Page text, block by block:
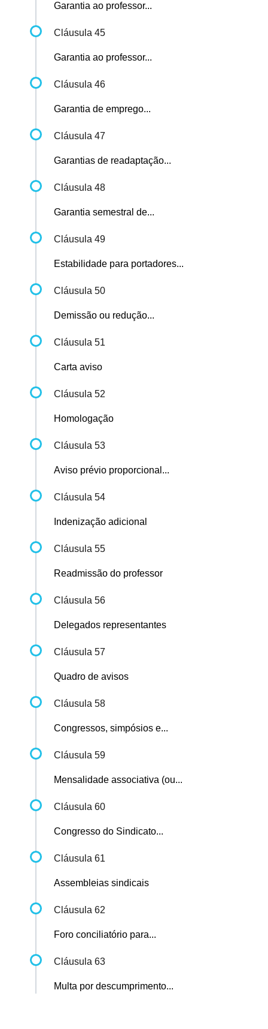
Garantia ao professor...
Cláusula 45
Garantia ao professor...
Cláusula 46
Garantia de emprego...
Cláusula 47
Garantias de readaptação...
Cláusula 48
Garantia semestral de...
Cláusula 49
Estabilidade para portadores...
Cláusula 50
Demissão ou redução...
Cláusula 51
Carta aviso
Cláusula 52
Homologação
Cláusula 53
Aviso prévio proporcional...
Cláusula 54
Indenização adicional
Cláusula 55
Readmissão do professor
Cláusula 56
Delegados representantes
Cláusula 57
Quadro de avisos
Cláusula 58
Congressos, simpósios e...
Cláusula 59
Mensalidade associativa (ou...
Cláusula 60
Congresso do Sindicato...
Cláusula 61
Assembleias sindicais
Cláusula 62
Foro conciliatório para...
Cláusula 63
Multa por descumprimento...